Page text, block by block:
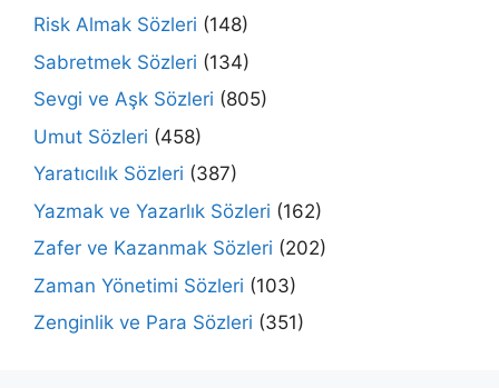
Risk Almak Sözleri (148)
Sabretmek Sözleri (134)
Sevgi ve Aşk Sözleri (805)
Umut Sözleri (458)
Yaratıcılık Sözleri (387)
Yazmak ve Yazarlık Sözleri (162)
Zafer ve Kazanmak Sözleri (202)
Zaman Yönetimi Sözleri (103)
Zenginlik ve Para Sözleri (351)